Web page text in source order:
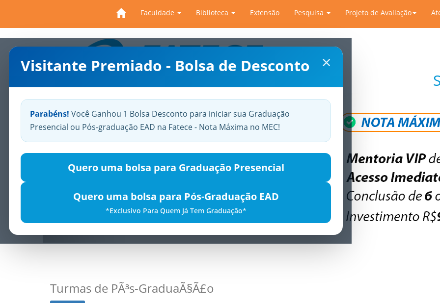
Faculdade Biblioteca Extensão Pesquisa Projeto de Avaliação
×
Visitante Premiado - Bolsa de Desconto
Parabéns! Você Ganhou 1 Bolsa Desconto para iniciar sua Graduação
Presencial ou Pós-graduação EAD na Fatece - Nota Máxima no MEC!
Quero uma bolsa para Graduação Presencial
Quero uma bolsa para Pós-Graduação EAD
*Exclusivo Para Quem Já Tem Graduação*
Previous
Turmas de PÃ³s-GraduaÃ§Ã£o